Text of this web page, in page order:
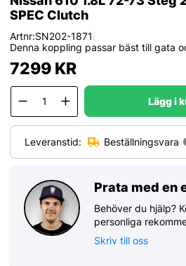
SPEC Clutch
Artnr:SN202-1871
Denna koppling passar bäst till gata
7299KR
Lägg i
Leveranstid: Beställningsvara
Prata med en
Behöver du hjälp?
personliga
Skriv till oss